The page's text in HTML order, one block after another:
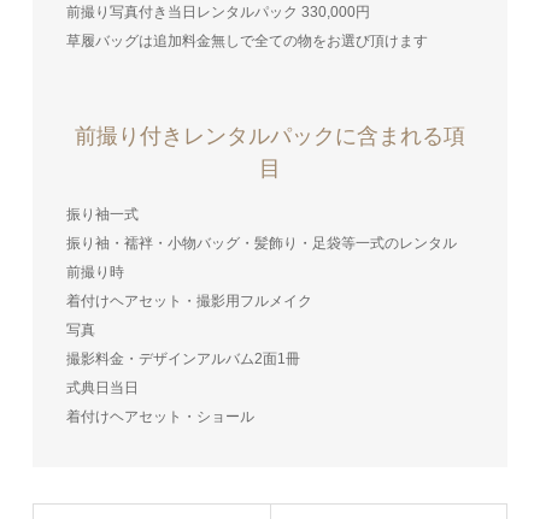
前撮り写真付き当日レンタルパック 330,000円
草履バッグは追加料金無しで全ての物をお選び頂けます
前撮り付きレンタルパックに含まれる項
目
振り袖一式
振り袖・襦袢・小物バッグ・髪飾り・足袋等一式のレンタル
前撮り時
着付けヘアセット・撮影用フルメイク
写真
撮影料金・デザインアルバム2面1冊
式典日当日
着付けヘアセット・ショール